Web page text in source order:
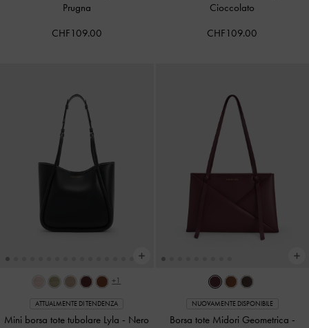
Prugna
CHF109.00
Cioccolato
CHF109.00
+1
ATTUALMENTE DI TENDENZA
Mini borsa tote tubolare Lyla - Nero
NUOVAMENTE DISPONIBILE
Borsa tote Midori Geometrica -